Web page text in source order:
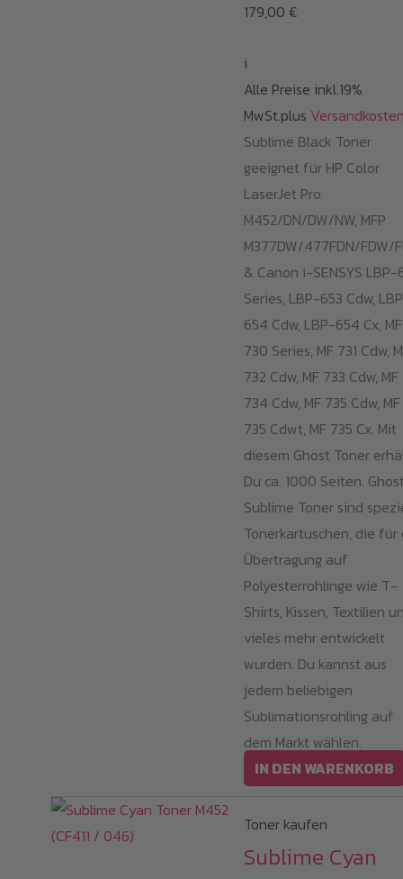
179,00 €
i
Alle Preise inkl.19%
MwSt.plus
Sublime Black Toner
geeignet für HP Color
LaserJet Pro
M452/DN/DW/NW, MFP
M377DW/477FDN/FDW/
& Canon i-SENSYS
Series, LBP-653 Cdw,
654 Cdw, LBP-654 Cx, MF
730 Series, MF 731 Cdw,
732 Cdw, MF 733 Cdw, MF
734 Cdw, MF 735 Cdw, MF
735 Cdwt, MF 735 Cx. Mit
diesem Ghost Toner
Du ca. 1000 Seiten.
Sublime Toner sind
Tonerkartuschen, die für
Übertragung auf
Polyesterrohlinge wie T-
Shirts, Kissen, Textilien
vieles mehr entwickelt
wurden. Du kannst aus
jedem beliebigen
Sublimationsrohling auf
dem Markt wählen.
IN DEN WARENKORB
Toner kaufen
Sublime Cyan